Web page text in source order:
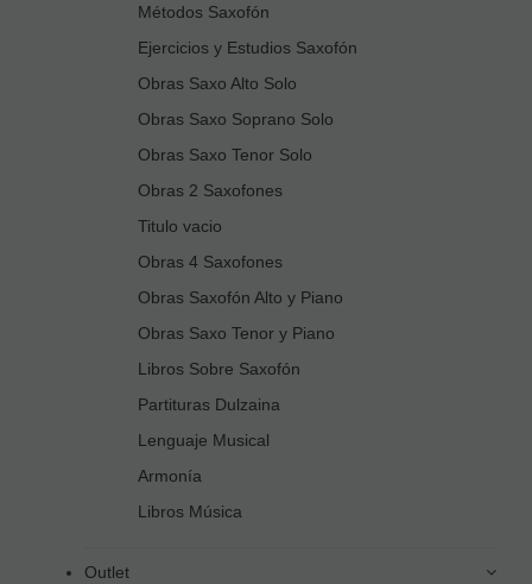
Métodos Saxofón
Ejercicios y Estudios Saxofón
Obras Saxo Alto Solo
Obras Saxo Soprano Solo
Obras Saxo Tenor Solo
Obras 2 Saxofones
Titulo vacio
Obras 4 Saxofones
Obras Saxofón Alto y Piano
Obras Saxo Tenor y Piano
Libros Sobre Saxofón
Partituras Dulzaina
Lenguaje Musical
Armonía
Libros Música
Outlet